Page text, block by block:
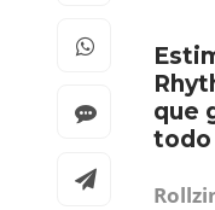
que
todo